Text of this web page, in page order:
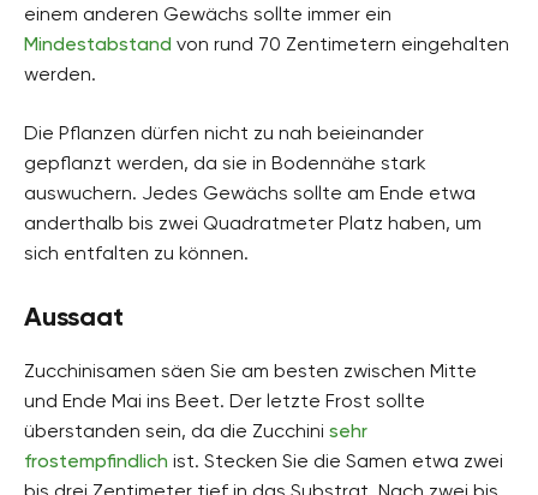
einem anderen Gewächs sollte immer ein
Mindestabstand von rund 70 Zentimetern eingehalten
werden.
Die Pflanzen dürfen nicht zu nah beieinander
gepflanzt werden, da sie in Bodennähe stark
auswuchern. Jedes Gewächs sollte am Ende etwa
anderthalb bis zwei Quadratmeter Platz haben, um
sich entfalten zu können.
Aussaat
Zucchinisamen säen Sie am besten zwischen Mitte
und Ende Mai ins Beet. Der letzte Frost sollte
überstanden sein, da die Zucchini sehr
frostempfindlich ist. Stecken Sie die Samen etwa zwei
bis drei Zentimeter tief in das Substrat. Nach zwei bis